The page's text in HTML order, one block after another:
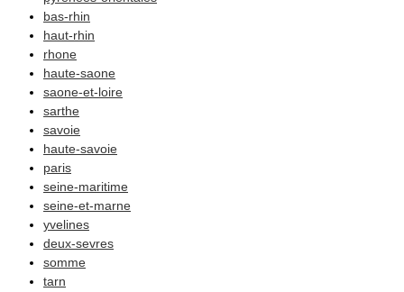
bas-rhin
haut-rhin
rhone
haute-saone
saone-et-loire
sarthe
savoie
haute-savoie
paris
seine-maritime
seine-et-marne
yvelines
deux-sevres
somme
tarn